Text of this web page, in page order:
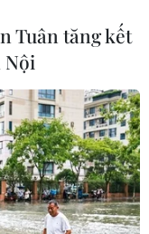
Tuân tăng kết
Nội